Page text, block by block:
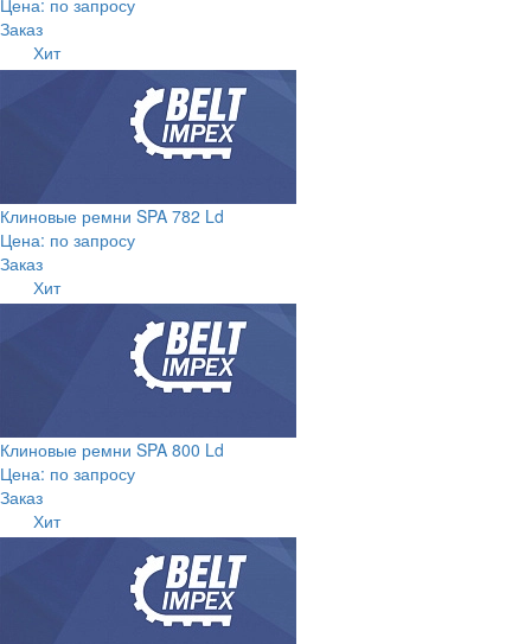
Цена: по запросу
Заказ
Хит
Клиновые ремни SPA 782 Ld
Цена: по запросу
Заказ
Хит
Клиновые ремни SPA 800 Ld
Цена: по запросу
Заказ
Хит